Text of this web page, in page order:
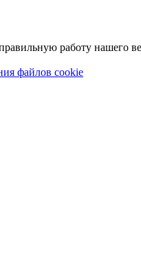
работу нашего
файлов cookie